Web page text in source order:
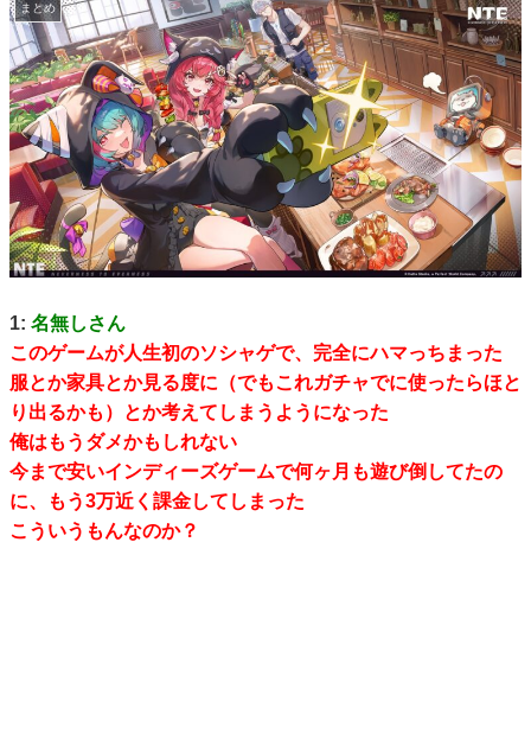
まとめ
1: 名無しさん
このゲームが人生初のソシャゲで、完全にハマっちまった
服とか家具とか見る度に（でもこれガチャでに使ったらほと
り出るかも）とか考えてしまうようになった
俺はもうダメかもしれない
今まで安いインディーズゲームで何ヶ月も遊び倒してたの
に、もう3万近く課金してしまった
こういうもんなのか？